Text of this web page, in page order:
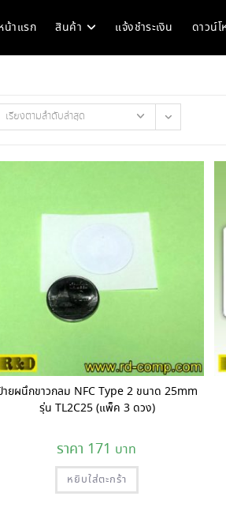
น้าแรก สินค้า แจ้งชำระเงิน ดาวน์โ
เรียงตามลำดับล่าสุด
ายผนึกขาวกลม NFC Type 2 ขนาด 25mm
รุ่น TL2C25 (แพ็ค 3 ดวง)
171
หยิบใส่ตะกร้า